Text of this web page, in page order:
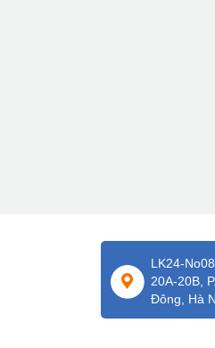
LK24-
20A-20B,
Đông, Hà